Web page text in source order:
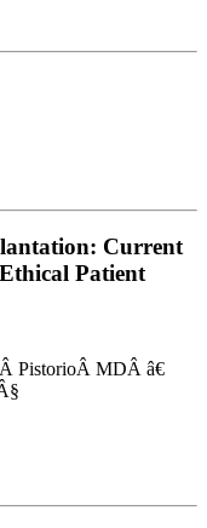
Current
Patient
PistorioÂ MDÂ â€